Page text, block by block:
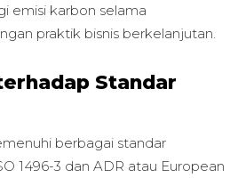
emisi karbon selama
praktik bisnis berkelanjutan.
Standar
berbagai standar
1496-3 dan ADR atau European